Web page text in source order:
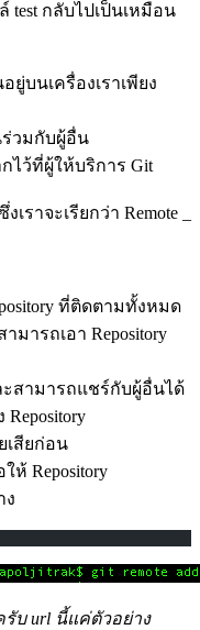
test กลับไปเป็นเหมือน
บนเครื่องเราเพียง
ร่วมกับผู้อื่น
ไว้ที่ผู้ให้บริการ Git
ราจะเรียกว่า Remote _
ที่ติดตามทั้งหมด
ารถเอา Repository
ะสามารถแชร์กับผู้อื่นได้
เสียก่อน
ห้ Repository
ง
รับ url นี้แค่ตัวอย่าง